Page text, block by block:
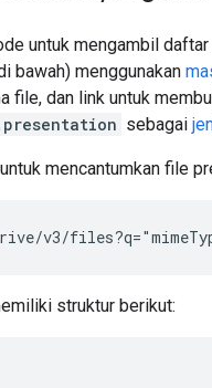
untuk mengambil
bawah) menggunakan
file, dan link untuk
sebagai
mencantumkan file
v3/
struktur berikut: